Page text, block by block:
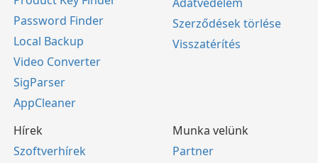
Password Finder
Local Backup
Video Converter
SigParser
AppCleaner
Adatvédelem
Szerződések törlése
Visszatérítés
Hírek
Szoftverhírek
Munka velünk
Partner